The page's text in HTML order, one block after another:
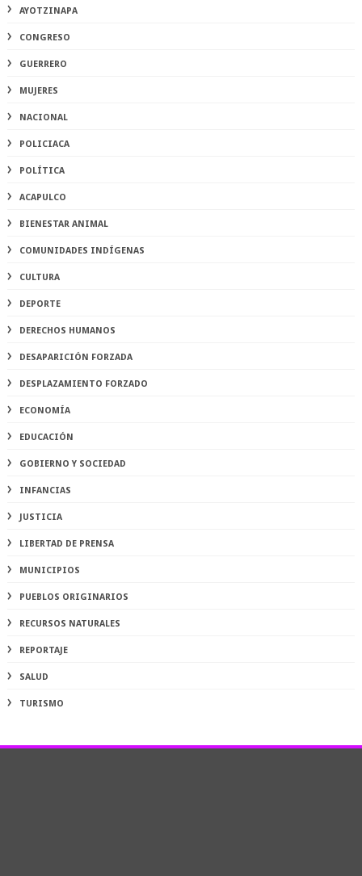
AYOTZINAPA
CONGRESO
GUERRERO
MUJERES
NACIONAL
POLICIACA
POLÍTICA
ACAPULCO
BIENESTAR ANIMAL
COMUNIDADES INDÍGENAS
CULTURA
DEPORTE
DERECHOS HUMANOS
DESAPARICIÓN FORZADA
DESPLAZAMIENTO FORZADO
ECONOMÍA
EDUCACIÓN
GOBIERNO Y SOCIEDAD
INFANCIAS
JUSTICIA
LIBERTAD DE PRENSA
MUNICIPIOS
PUEBLOS ORIGINARIOS
RECURSOS NATURALES
REPORTAJE
SALUD
TURISMO